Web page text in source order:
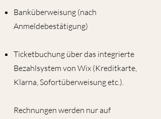
Banküberweisung (nach
Anmeldebestätigung)
Ticketbuchung über das integrierte
Bezahlsystem von Wix (Kreditkarte,
Klarna, Sofortüberweisung etc.).
Rechnungen werden nur auf